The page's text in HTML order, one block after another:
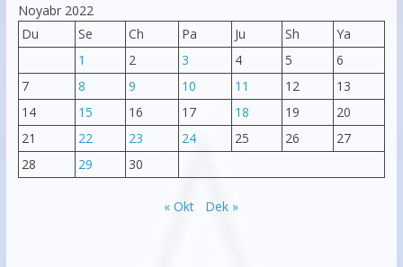
Noyabr 2022
Du
Se Ch Pa Ju Sh
Ya
1
2 3 4 5
6
7
8 9 10 11 12
13
14
15 16 17 18 19
20
21
22 23 24 25 26
27
28
29 30
« Okt Dek »